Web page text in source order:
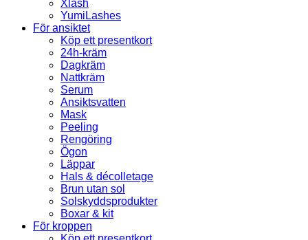
Xlash
YumiLashes
För ansiktet
Köp ett presentkort
24h-kräm
Dagkräm
Nattkräm
Serum
Ansiktsvatten
Mask
Peeling
Rengöring
Ögon
Läppar
Hals & décolletage
Brun utan sol
Solskyddsprodukter
Boxar & kit
För kroppen